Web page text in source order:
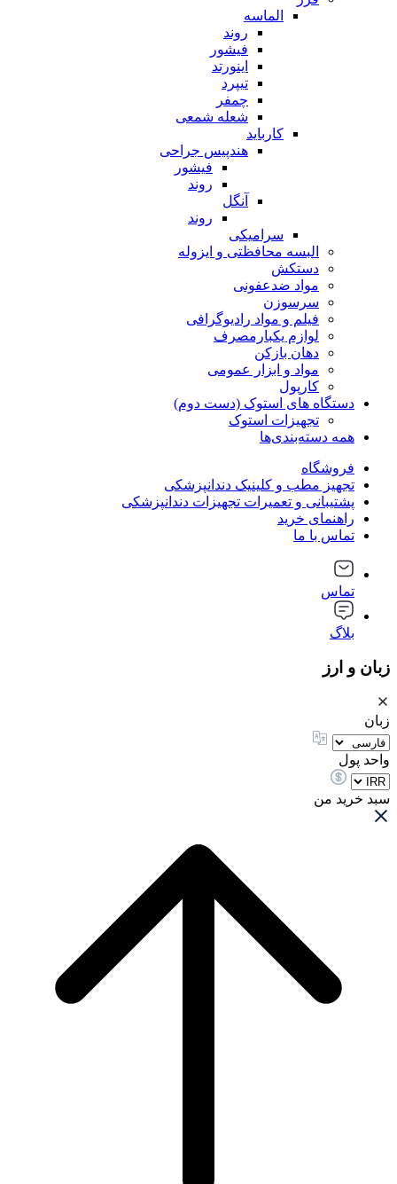
الماسه
روند
فیشور
اینورتد
تیپرد
چمفر
شعله شمعی
کارباید
هندپیس جراحی
فیشور
روند
آنگل
روند
سرامیکی
البسه محافظتی و ایزوله
دستکش
مواد ضدعفونی
سرسوزن
فیلم و مواد رادیوگرافی
لوازم یکبارمصرف
دهان بازکن
مواد و ابزار عمومی
کارپول
دستگاه های استوک (دست دوم)
تجهیزات استوک
همه دسته‌بندی‌ها
فروشگاه
تجهیز مطب و کلینیک دندانپزشکی
پشتیبانی و تعمیرات تجهیزات دندانپزشکی
راهنمای خرید
تماس با ما
تماس
بلاگ
زبان و ارز
زبان
واحد پول
سبد خرید من